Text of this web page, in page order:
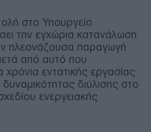
στο Υπουργείο
την εγχώρια κατανάλωση
πλεονάζουσα παραγωγή
από αυτό που
χρόνια εντατικής εργασίας
διύλισης στο
ενεργειακής